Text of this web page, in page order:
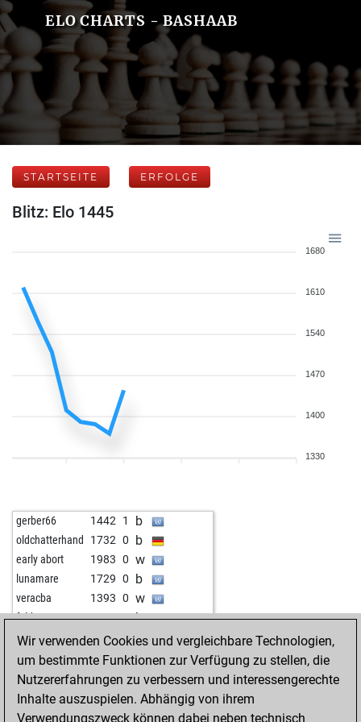
ELO CHARTS - BASHAAB
STARTSEITE ERFOLGE
Blitz: Elo 1445
1680
1610
1540
1470
1400
1330
gerber66 1442 1 b
oldchatterhand 1732 0 b
early abort 1983 0 w
lunamare 1729 0 b
veracba 1393 0 w
feld11 1677 0 b
xxallitay77xx 1730 0 w
Wir verwenden Cookies und vergleichbare Technologien,
um bestimmte Funktionen zur Verfügung zu stellen, die
Nutzererfahrungen zu verbessern und interessengerechte
Inhalte auszuspielen. Abhängig von ihrem
Verwendungszweck können dabei neben technisch